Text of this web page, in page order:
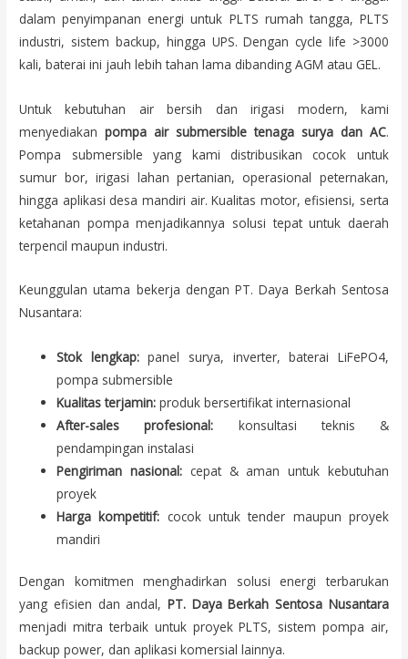
dalam penyimpanan energi untuk PLTS rumah tangga, PLTS
industri, sistem backup, hingga UPS. Dengan cycle life >3000
kali, baterai ini jauh lebih tahan lama dibanding AGM atau GEL.
Untuk kebutuhan air bersih dan irigasi modern, kami
menyediakanpompa air submersible tenaga surya dan AC.
Pompa submersible yang kami distribusikan cocok untuk
sumur bor, irigasi lahan pertanian, operasional peternakan,
hingga aplikasi desa mandiri air. Kualitas motor, efisiensi, serta
ketahanan pompa menjadikannya solusi tepat untuk daerah
terpencil maupun industri.
Keunggulan utama bekerja dengan PT. Daya Berkah Sentosa
Nusantara:
Stok lengkap:panel surya, inverter, baterai LiFePO4,
pompa submersible
Kualitas terjamin: produk bersertifikat internasional
After-sales profesional: konsultasi teknis &
pendampingan instalasi
Pengiriman nasional:cepat & aman untuk kebutuhan
proyek
Harga kompetitif: cocok untuk tender maupun proyek
mandiri
Dengan komitmen menghadirkan solusi energi terbarukan
yang efisien dan andal, PT. Daya Berkah Sentosa Nusantara
menjadi mitra terbaik untuk proyek PLTS, sistem pompa air,
backup power, dan aplikasi komersial lainnya.